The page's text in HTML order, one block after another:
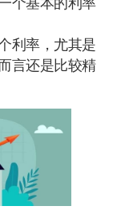
利率，尤其是
言还是比较精